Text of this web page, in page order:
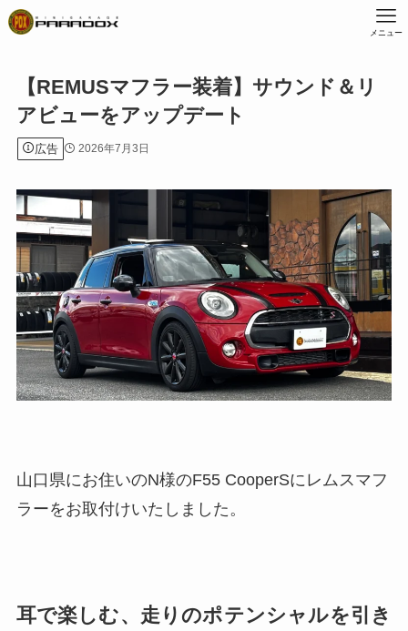
メニュー
【REMUSマフラー装着】サウンド＆リ
アビューをアップデート
広告 2026年7月3日
山口県にお住いのN様のF55 CooperSにレムスマフ
ラーをお取付けいたしました。
耳で楽しむ、走りのポテンシャルを引き